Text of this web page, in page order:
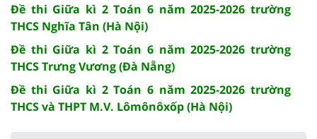
Đề thi Giữa kì 2 Toán 6 năm 2025-2026 trường
THCS Nghĩa Tân (Hà Nội)
Đề thi Giữa kì 2 Toán 6 năm 2025-2026 trường
THCS Trưng Vương (Đà Nẵng)
Đề thi Giữa kì 2 Toán 6 năm 2025-2026 trường
THCS và THPT M.V. Lômônôxốp (Hà Nội)